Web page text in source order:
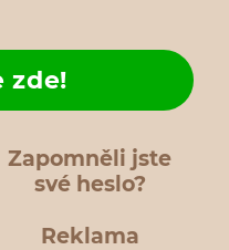
Zapomněli jste
své heslo?
zde!
Reklama